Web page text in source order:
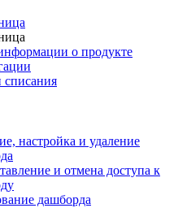
о продукте
списания
настройка и удаление
и отмена доступа к
дашборда